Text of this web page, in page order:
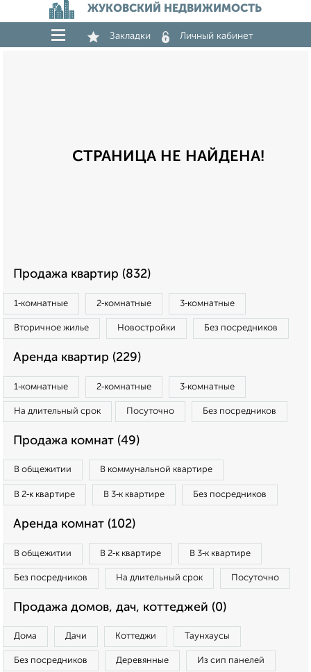
ЖУКОВСКИЙ НЕДВИЖИМОСТЬ
Закладки Личный кабинет
СТРАНИЦА НЕ НАЙДЕНА!
Продажа квартир (832)
1‑комнатные 2‑комнатные 3‑комнатные
Вторичное жилье Новостройки Без посредников
Аренда квартир (229)
1‑комнатные 2‑комнатные 3‑комнатные
На длительный срок Посуточно Без посредников
Продажа комнат (49)
В общежитии В коммунальной квартире
В 2‑к квартире В 3‑к квартире Без посредников
Аренда комнат (102)
В общежитии В 2‑к квартире В 3‑к квартире
Без посредников На длительный срок Посуточно
Продажа домов, дач, коттеджей (0)
Дома Дачи Коттеджи Таунхаусы
Без посредников Деревянные Из сип панелей